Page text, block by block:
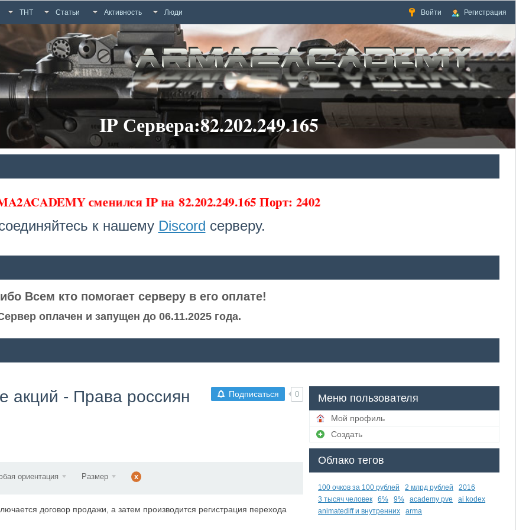
ТНТ Статьи Активность Люди Войти Регистрация
IP Сервера:82.202.249.165
сменился IP на 82.202.249.165 Порт: 2402
к нашему Discord серверу.
Всем кто помогает серверу в его оплате!
оплачен и запущен до 06.11.2025 года.
Подписаться 0
акций - Права россиян
ориентация Размер x
договор продажи, а затем производится регистрация перехода
Меню пользователя
Мой профиль
Создать
Облако тегов
100 очков за 100 рублей 2 млрд рублей
2016
3 тысяч человек
6% 9% academy pve
ai kodex
animatediff и внутренних
arma